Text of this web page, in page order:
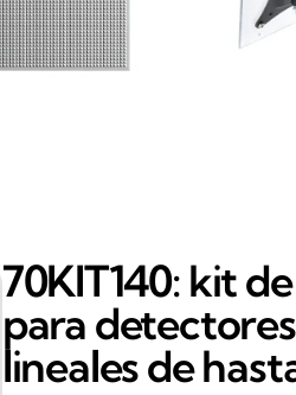
70KIT140: kit
para
lineales de